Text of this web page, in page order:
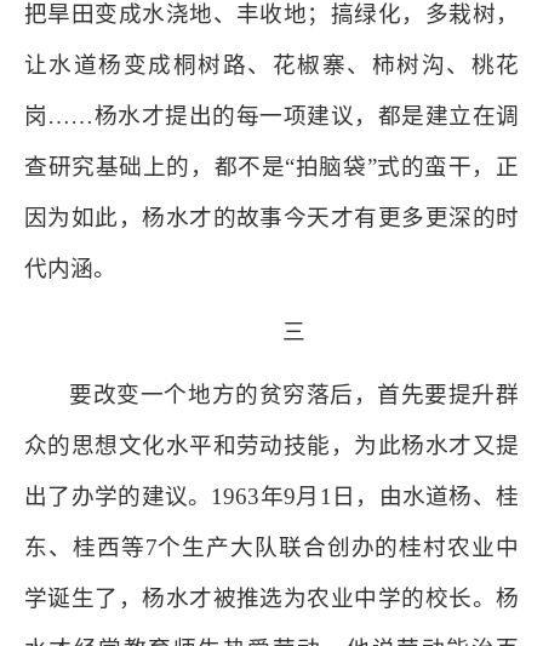
把旱田变成水浇地、丰收地；搞绿化，多栽树，
让水道杨变成桐树路、花椒寨、柿树沟、桃花
岗……杨水才提出的每一项建议，都是建立在调
查研究基础上的，都不是“拍脑袋”式的蛮干，正
因为如此，杨水才的故事今天才有更多更深的时
代内涵。
三
要改变一个地方的贫穷落后，首先要提升群
众的思想文化水平和劳动技能，为此杨水才又提
出了办学的建议。1963年9月1日，由水道杨、桂
东、桂西等7个生产大队联合创办的桂村农业中
学诞生了，杨水才被推选为农业中学的校长。杨